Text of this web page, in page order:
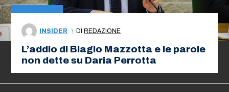
INSIDER \ DI REDAZIONE
L’addio di Biagio Mazzotta e le parole
non dette su Daria Perrotta